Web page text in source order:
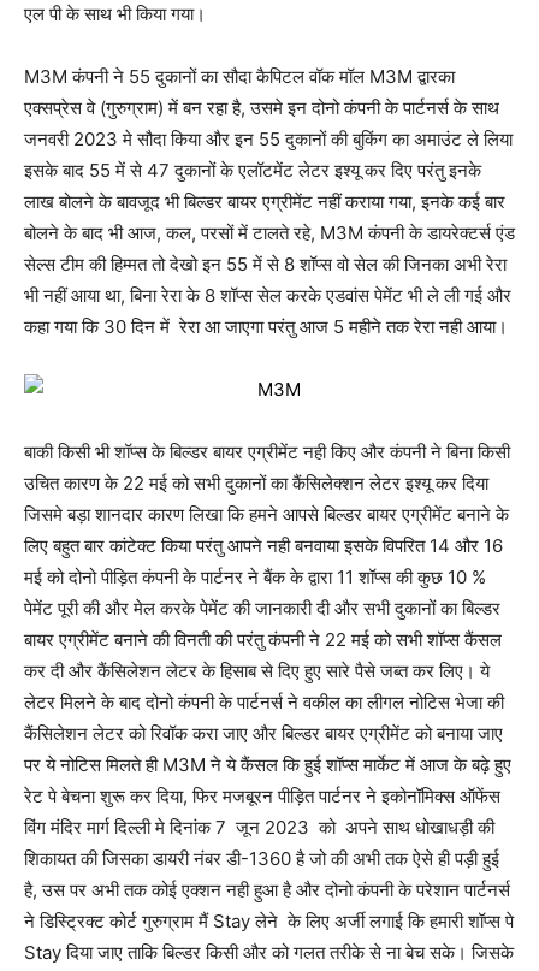
एल पी के साथ भी किया गया।
M3M कंपनी ने 55 दुकानों का सौदा कैपिटल वॉक मॉल M3M द्वारका
एक्सप्रेस वे (गुरुग्राम) में बन रहा है, उसमे इन दोनो कंपनी के पार्टनर्स के साथ
जनवरी 2023 मे सौदा किया और इन 55 दुकानों की बुकिंग का अमाउंट ले लिया
इसके बाद 55 में से 47 दुकानों के एलॉटमेंट लेटर इश्यू कर दिए परंतु इनके
लाख बोलने के बावजूद भी बिल्डर बायर एग्रीमेंट नहीं कराया गया, इनके कई बार
बोलने के बाद भी आज, कल, परसों में टालते रहे, M3M कंपनी के डायरेक्टर्स एंड
सेल्स टीम की हिम्मत तो देखो इन 55 में से 8 शॉप्स वो सेल की जिनका अभी रेरा
भी नहीं आया था, बिना रेरा के 8 शॉप्स सेल करके एडवांस पेमेंट भी ले ली गई और
कहा गया कि 30 दिन में रेरा आ जाएगा परंतु आज 5 महीने तक रेरा नही आया।
बाकी किसी भी शॉप्स के बिल्डर बायर एग्रीमेंट नही किए और कंपनी ने बिना किसी
उचित कारण के 22 मई को सभी दुकानों का कैंसिलेक्शन लेटर इश्यू कर दिया
जिसमे बड़ा शानदार कारण लिखा कि हमने आपसे बिल्डर बायर एग्रीमेंट बनाने के
लिए बहुत बार कांटेक्ट किया परंतु आपने नही बनवाया इसके विपरित 14 और 16
मई को दोनो पीड़ित कंपनी के पार्टनर ने बैंक के द्वारा 11 शॉप्स की कुछ 10 %
पेमेंट पूरी की और मेल करके पेमेंट की जानकारी दी और सभी दुकानों का बिल्डर
बायर एग्रीमेंट बनाने की विनती की परंतु कंपनी ने 22 मई को सभी शॉप्स कैंसल
कर दी और कैंसिलेशन लेटर के हिसाब से दिए हुए सारे पैसे जब्त कर लिए। ये
लेटर मिलने के बाद दोनो कंपनी के पार्टनर्स ने वकील का लीगल नोटिस भेजा की
कैंसिलेशन लेटर को रिवॉक करा जाए और बिल्डर बायर एग्रीमेंट को बनाया जाए
पर ये नोटिस मिलते ही M3M ने ये कैंसल कि हुई शॉप्स मार्केट में आज के बढ़े हुए
रेट पे बेचना शुरू कर दिया, फिर मजबूरन पीड़ित पार्टनर ने इकोनॉमिक्स ऑफेंस
विंग मंदिर मार्ग दिल्ली मे दिनांक 7 जून 2023 को अपने साथ धोखाधड़ी की
शिकायत की जिसका डायरी नंबर डी-1360 है जो की अभी तक ऐसे ही पड़ी हुई
है, उस पर अभी तक कोई एक्शन नही हुआ है और दोनो कंपनी के परेशान पार्टनर्स
ने डिस्ट्रिक्ट कोर्ट गुरुग्राम मैं Stay लेने के लिए अर्जी लगाई कि हमारी शॉप्स पे
Stay दिया जाए ताकि बिल्डर किसी और को गलत तरीके से ना बेच सके। जिसके